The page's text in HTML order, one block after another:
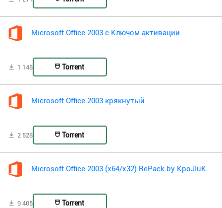
Microsoft Office 2003 с Ключом активации
1 148 Torrent
Microsoft Office 2003 крякнутый
2 528 Torrent
Microsoft Office 2003 (x64/x32) RePack by KpoJIuK
9 405 Torrent